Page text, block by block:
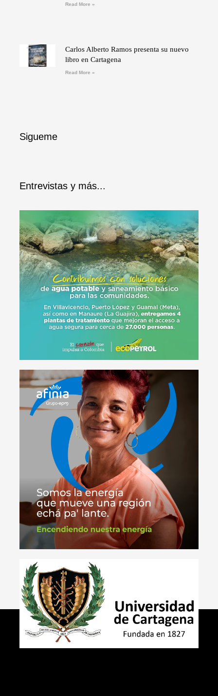
Read More »
Carlos Alberto Ramos presenta su nuevo
libro en Cartagena
Read More »
Sigueme
Entrevistas y más...